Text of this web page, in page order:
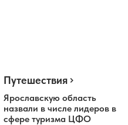
Путешествия
Ярославскую область
назвали в числе лидеров в
сфере туризма ЦФО